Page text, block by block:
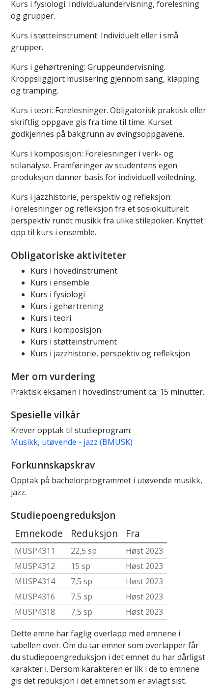
Kurs i fysiologi: Individualundervisning, forelesning
og grupper.
Kurs i støtteinstrument: Individuelt eller i små
grupper.
Kurs i gehørtrening: Gruppeundervisning.
Kroppsliggjort musisering gjennom sang, klapping
og tramping.
Kurs i teori: Forelesninger. Obligatorisk praktisk eller
skriftlig oppgave gis fra time til time. Kurset
godkjennes på bakgrunn av øvingsoppgavene.
Kurs i komposisjon: Forelesninger i verk- og
stilanalyse. Framføringer av studentens egen
produksjon danner basis for individuell veiledning.
Kurs i jazzhistorie, perspektiv og refleksjon:
Forelesninger og refleksjon fra et sosiokulturelt
perspektiv rundt musikk fra ulike stilepoker. Knyttet
opp til kurs i ensemble.
Obligatoriske aktiviteter
Kurs i hovedinstrument
Kurs i ensemble
Kurs i fysiologi
Kurs i gehørtrening
Kurs i teori
Kurs i komposisjon
Kurs i støtteinstrument
Kurs i jazzhistorie, perspektiv og refleksjon
Mer om vurdering
Praktisk eksamen i hovedinstrument ca. 15 minutter.
Spesielle vilkår
Krever opptak til studieprogram:
Musikk, utøvende - jazz (BMUSK)
Forkunnskapskrav
Opptak på bachelorprogrammet i utøvende musikk,
jazz.
Studiepoengreduksjon
Emnekode Reduksjon Fra
MUSP4311 22,5 sp
Høst 2023
MUSP4312
15 sp
Høst 2023
MUSP4314
7,5 sp
Høst 2023
MUSP4316
7,5 sp
Høst 2023
MUSP4318
7,5 sp
Høst 2023
Dette emne har faglig overlapp med emnene i
tabellen over. Om du tar emner som overlapper får
du studiepoengreduksjon i det emnet du har dårligst
karakter i. Dersom karakteren er lik i de to emnene
gis det reduksjon i det emnet som er avlagt sist.